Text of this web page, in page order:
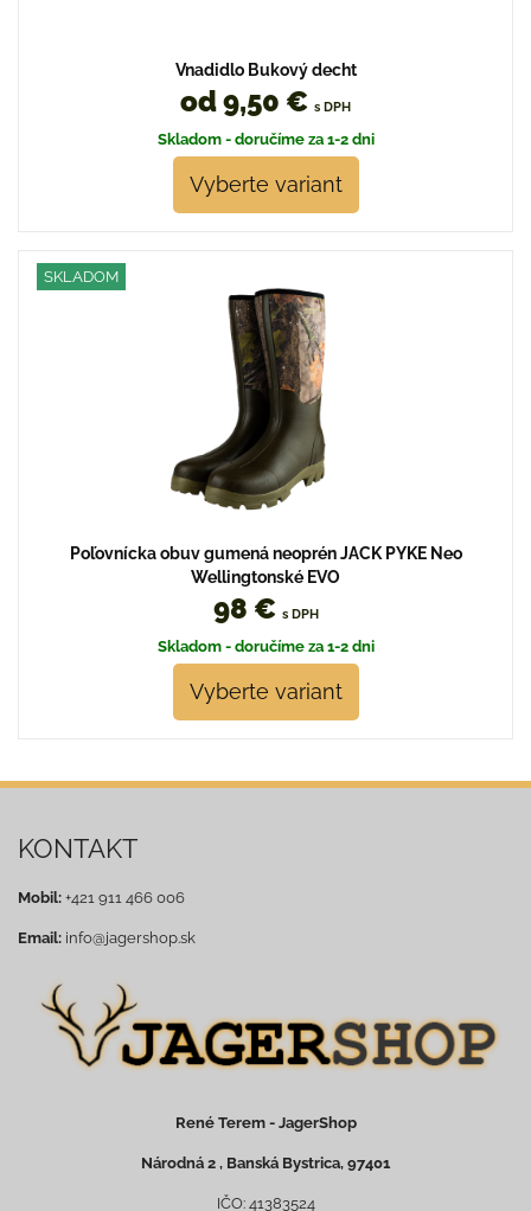
Vnadidlo Bukový decht
od 9,50 € s DPH
Skladom - doručíme za 1-2 dni
Vyberte variant
SKLADOM
Poľovnícka obuv gumená neoprén JACK PYKE Neo
Wellingtonské EVO
98 € s DPH
Skladom - doručíme za 1-2 dni
Vyberte variant
KONTAKT
Mobil: +421 911 466 006
Email: info@jagershop.sk
René Terem - JagerShop
Národná 2 , Banská Bystrica, 97401
IČO: 41383524